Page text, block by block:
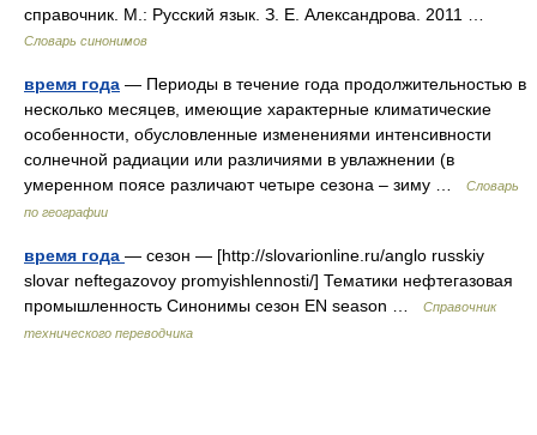
справочник. М.: Русский язык. З. Е. Александрова. 2011 …
Словарь синонимов
время года — Периоды в течение года продолжительностью в
несколько месяцев, имеющие характерные климатические
особенности, обусловленные изменениями интенсивности
солнечной радиации или различиями в увлажнении (в
умеренном поясе различают четыре сезона – зиму …
Словарь
по географии
время года — сезон — [http://slovarionline.ru/anglo russkiy
slovar neftegazovoy promyishlennosti/] Тематики нефтегазовая
промышленность Синонимы сезон EN season …
Справочник
технического переводчика